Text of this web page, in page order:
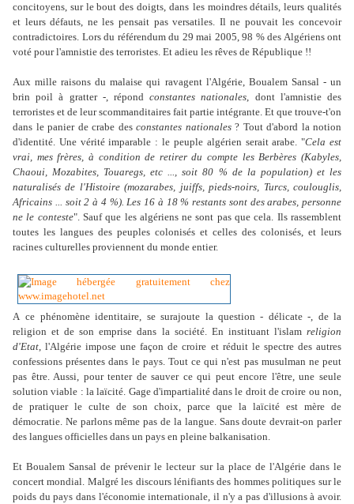
concitoyens, sur le bout des doigts, dans les moindres détails, leurs qualités
et leurs défauts, ne les pensait pas versatiles. Il ne pouvait les concevoir
contradictoires. Lors du référendum du 29 mai 2005, 98 % des Algériens ont
voté pour l'amnistie des terroristes. Et adieu les rêves de République !!
Aux mille raisons du malaise qui ravagent l'Algérie, Boualem Sansal - un
brin poil à gratter -, répondconstantes nationales, dont l'amnistie des
terroristes et de leur scommanditaires fait partie intégrante. Et que trouve-t'on
dans le panier de crabe des constantes nationales? Tout d'abord la notion
d'identité. Une vérité imparable : le peuple algérien serait arabe. "Cela est
vrai, mes frères, à condition de retirer du compte les Berbères (Kabyles,
Chaoui, Mozabites, Touaregs, etc ..., soit 80 % de la population) et les
naturalisés de l'Histoire (mozarabes, juiffs, pieds-noirs, Turcs, coulouglis,
Africains ... soit 2 à 4 %). Les 16 à 18 % restants sont des arabes, personne
ne le conteste". Sauf que les algériens ne sont pas que cela. Ils rassemblent
toutes les langues des peuples colonisés et celles des colonisés, et leurs
racines culturelles proviennent du monde entier.
A ce phénomène identitaire, se surajoute la question - délicate -, de la
religion et de son emprise dans la société. En instituant l'islam religion
d'Etat, l'Algérie impose une façon de croire et réduit le spectre des autres
confessions présentes dans le pays. Tout ce qui n'est pas musulman ne peut
pas être. Aussi, pour tenter de sauver ce qui peut encore l'être, une seule
solution viable : la laïcité. Gage d'impartialité dans le droit de croire ou non,
de pratiquer le culte de son choix, parce que la laïcité est mère de
démocratie. Ne parlons même pas de la langue. Sans doute devrait-on parler
des langues officielles dans un pays en pleine balkanisation.
Et Boualem Sansal de prévenir le lecteur sur la place de l'Algérie dans le
concert mondial. Malgré les discours lénifiants des hommes politiques sur le
poids du pays dans l'économie internationale, il n'y a pas d'illusions à avoir.